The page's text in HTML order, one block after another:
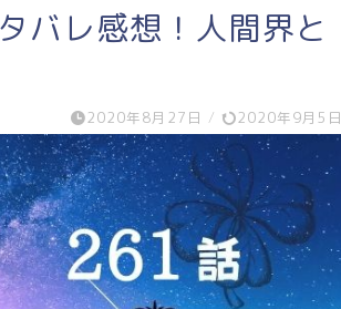
バレ感想！人間界と
2020年8月27日 / 2020年9月5日